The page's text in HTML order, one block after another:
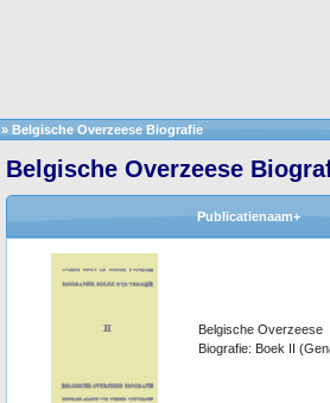
» Belgische Overzeese Biografie
Belgische Overzeese
Publicatienaam+
Belgische Overzeese
Biografie: Boek II